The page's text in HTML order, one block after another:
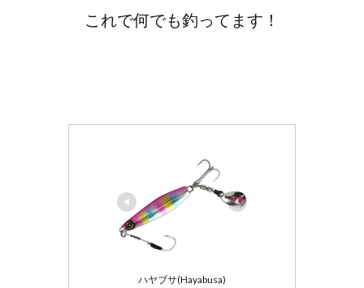
これで何でも釣ってます！
ハヤブサ(Hayabusa)